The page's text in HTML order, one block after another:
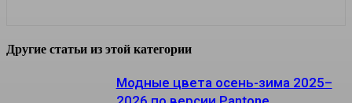
Другие статьи из этой категории
Модные цвета осень-зима 2025–